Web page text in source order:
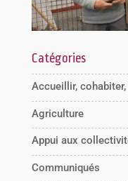
Catégories
Accueillir,
Agriculture
Appui aux
Communiqués